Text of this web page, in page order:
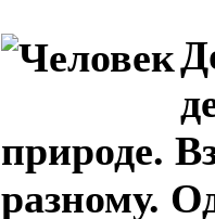
природе.
разному.